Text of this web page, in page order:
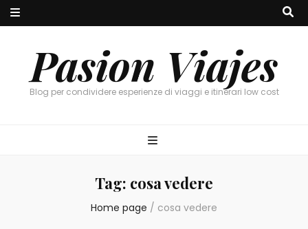
Pasion Viajes
Blog per condividere esperienze di viaggi e itinerari low cost
Tag: cosa vedere
Home page / cosa vedere